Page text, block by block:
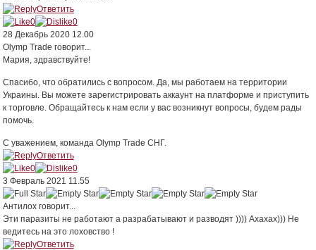
Ответить
0
0
28 Декабрь 2020 12.00
Olymp Trade говорит...
Мария, здравствуйте!
Спасибо, что обратились с вопросом. Да, мы работаем на территории
Украины. Вы можете зарегистрировать аккаунт на платформе и приступить
к торговле. Обращайтесь к нам если у вас возникнут вопросы, будем рады
помочь.
С уважением, команда Olymp Trade СНГ.
Ответить
0
0
3 Февраль 2021 11.55
Антилохговорит...
Эти паразиты не работают а разрабатывают и разводят )))) Ахахах))) Не
ведитесь на это лоховство !
Ответить